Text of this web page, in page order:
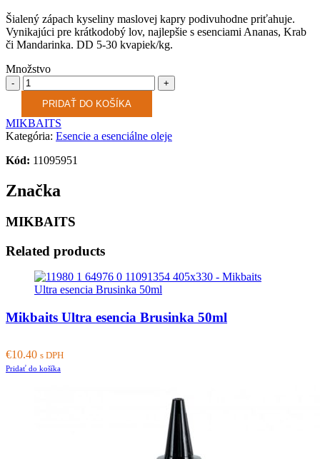
Šialený zápach kyseliny maslovej kapry podivuhodne priťahuje.
Vynikajúci pre krátkodobý lov, najlepšie s esenciami Ananas, Krab
či Mandarinka. DD 5-30 kvapiek/kg.
Množstvo
Množstvo
PRIDAŤ DO KOŠÍKA
MIKBAITS
Kategória: Esencie a esenciálne oleje
Kód: 11095951
Značka
MIKBAITS
Related products
Mikbaits Ultra esencia Brusinka 50ml
€10.40 s DPH
Pridať do košíka